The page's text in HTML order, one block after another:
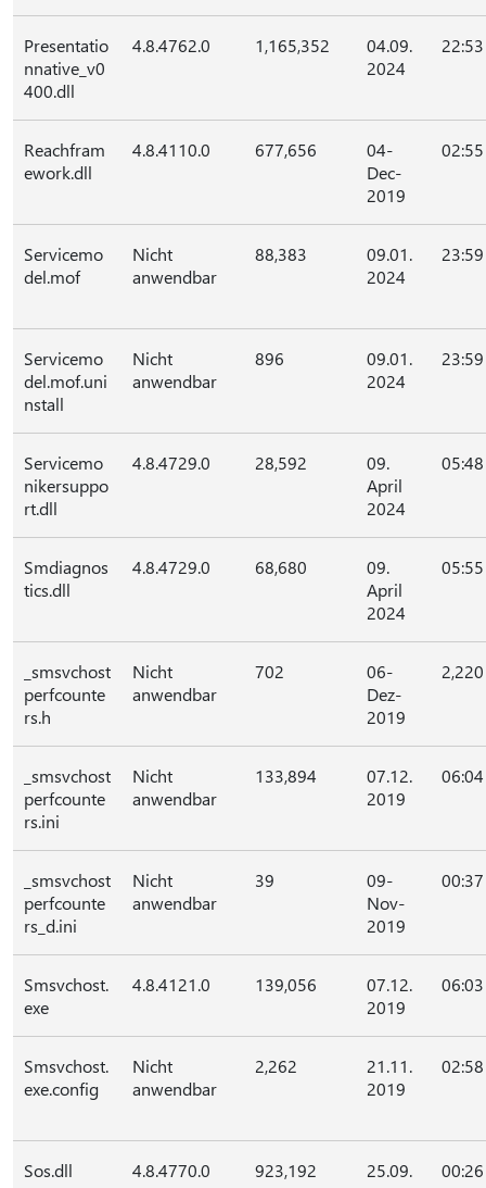
Presentatio
nnative_v0
400.dll
4.8.4762.0 1,165,352
04.09.
2024
22:53
Reachfram
ework.dll
4.8.4110.0 677,656
04-
Dec-
2019
02:55
Servicemo
del.mof
Nicht
anwendbar
88,383
09.01.
2024
23:59
Servicemo
del.mof.uni
nstall
Nicht
anwendbar
896
09.01.
2024
23:59
Servicemo
nikersuppo
rt.dll
4.8.4729.0 28,592
09.
April
2024
05:48
Smdiagnos
tics.dll
4.8.4729.0 68,680
09.
April
2024
05:55
_smsvchost
perfcounte
rs.h
Nicht
anwendbar
702
06-
Dez-
2019
2,220
_smsvchost
perfcounte
rs.ini
Nicht
anwendbar
133,894
07.12.
2019
06:04
_smsvchost
perfcounte
rs_d.ini
Nicht
anwendbar
39
09-
Nov-
2019
00:37
Smsvchost.
exe
4.8.4121.0 139,056
07.12.
2019
06:03
Smsvchost.
exe.config
Nicht
anwendbar
2,262
21.11.
2019
02:58
Sos.dll 4.8.4770.0 923,192
25.09.
00:26